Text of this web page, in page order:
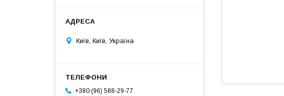
Київ, Київ, Україна
+380 (96) 588-29-77